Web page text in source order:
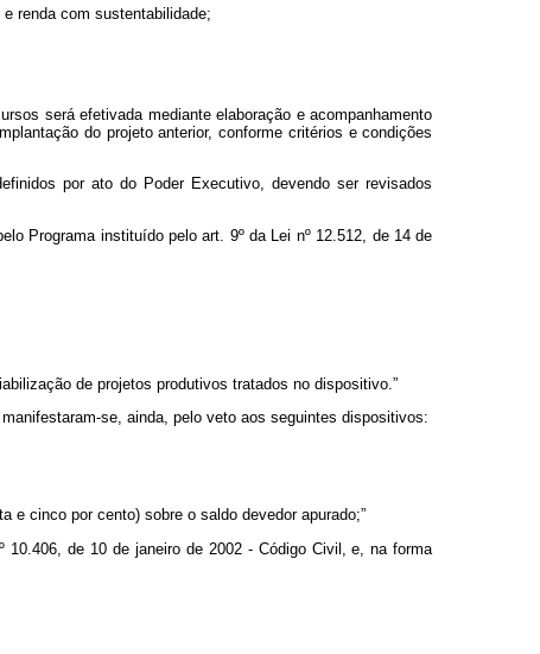
renda com sustentabilidade;
será efetivada mediante elaboração e acompanhamento
do projeto anterior, conforme critérios e condições
por ato do Poder Executivo, devendo ser revisados
Programa instituído pelo art. 9º da Lei nº 12.512, de 14 de
de projetos produtivos tratados no dispositivo.”
se, ainda, pelo veto aos seguintes dispositivos:
e cinco por cento) sobre o saldo devedor apurado;”
de 10 de janeiro de 2002 - Código Civil, e, na forma